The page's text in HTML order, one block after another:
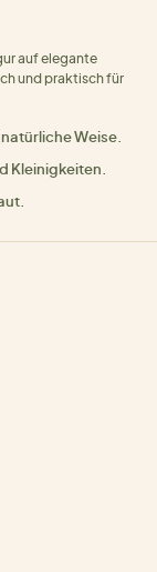
auf elegante
und praktisch für
Weise.
Kleinigkeiten.